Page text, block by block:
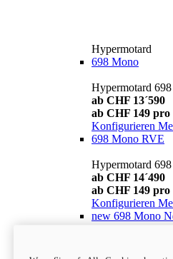
Hypermotard
698 Mono
Hypermotard
ab CHF 13´590
ab CHF 149
Konfigurieren
698 Mono RVE
Hypermotard
ab CHF 14´490
ab CHF 149
Konfigurieren
new 698 Mono
ab CHF 13´990